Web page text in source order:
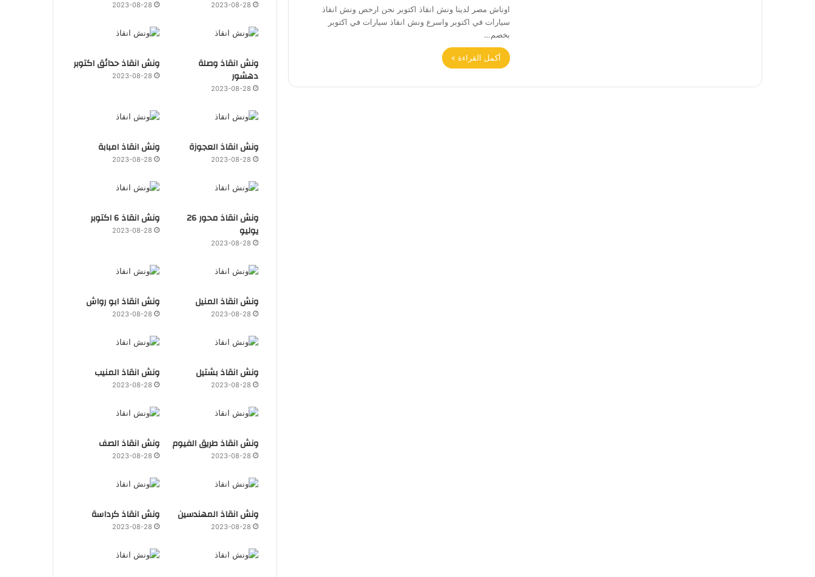
اوناش مصر لدينا ونش انقاذ اكتوبر نحن ارخص ونش انقاذ
سيارات في اكتوبر واسرع ونش انقاذ سيارات في اكتوبر
بخصم…
أكمل القراءة »
2023-08-28
2023-08-28
ونش انقاذ وصلة
دهشور
2023-08-28
ونش انقاذ حدائق اكتوبر
2023-08-28
ونش انقاذ العجوزة
2023-08-28
ونش انقاذ امبابة
2023-08-28
ونش انقاذ محور 26
يوليو
2023-08-28
ونش انقاذ 6 اكتوبر
2023-08-28
ونش انقاذ المنيل
2023-08-28
ونش انقاذ ابو رواش
2023-08-28
ونش انقاذ بشتيل
2023-08-28
ونش انقاذ المنيب
2023-08-28
ونش انقاذ طريق الفيوم
2023-08-28
ونش انقاذ الصف
2023-08-28
ونش انقاذ المهندسين
2023-08-28
ونش انقاذ كرداسة
2023-08-28